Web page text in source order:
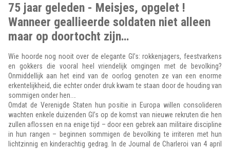
75 jaar geleden - Meisjes, opgelet !
Wanneer geallieerde soldaten niet alleen
maar op doortocht zijn…
Wie hoorde nog nooit over de elegante GI’s: rokkenjagers, feestvarkens
en gokkers die vooral heel vriendelijk omgingen met de bevolking?
Onmiddellijk aan het eind van de oorlog genoten ze van een enorme
erkentelijkheid, die echter onder druk kwam te staan door de houding van
sommigen onder hen.
Omdat de Verenigde Staten hun positie in Europa willen consolideren
wachten enkele duizenden GI’s op de komst van nieuwe rekruten die hen
zullen aflossen en na enige tijd – door een gebrek aan militaire discipline
in hun rangen – beginnen sommigen de bevolking te irriteren met hun
lichtzinnig en kinderachtig gedrag. In de Journal de Charleroi van 4 april